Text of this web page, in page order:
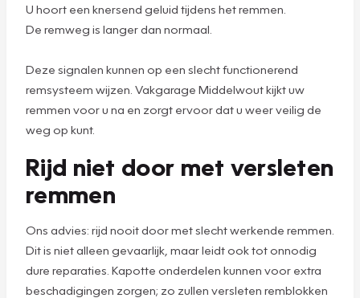
U hoort een knersend geluid tijdens het remmen.
De remweg is langer dan normaal.
Deze signalen kunnen op een slecht functionerend
remsysteem wijzen. Vakgarage Middelwout kijkt uw
remmen voor u na en zorgt ervoor dat u weer veilig de
weg op kunt.
Rijd niet door met versleten
remmen
Ons advies: rijd nooit door met slecht werkende remmen.
Dit is niet alleen gevaarlijk, maar leidt ook tot onnodig
dure reparaties. Kapotte onderdelen kunnen voor extra
beschadigingen zorgen; zo zullen versleten remblokken